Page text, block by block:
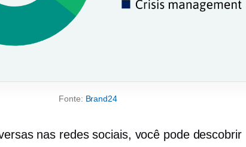
Fonte: Brand24
nas redes sociais, você pode descobrir